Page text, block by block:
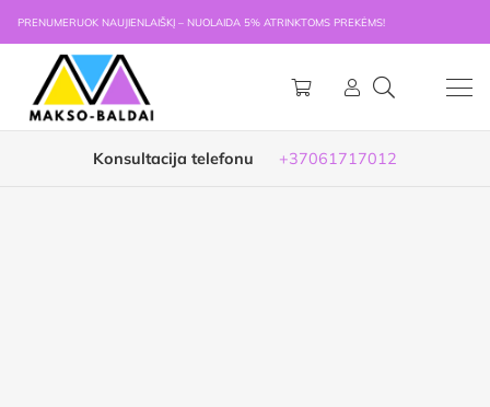
PRENUMERUOK NAUJIENLAIŠKĮ – NUOLAIDA 5% ATRINKTOMS PREKĖMS!
Konsultacija telefonu +37061717012